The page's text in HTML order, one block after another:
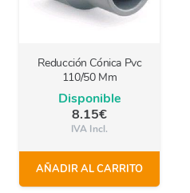
Reducción Cónica Pvc
110/50 Mm
Disponible
8.15€
IVA Incl.
AÑADIR AL CARRITO